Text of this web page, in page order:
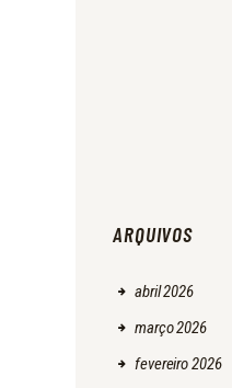
ARQUIVOS
abril2026
março2026
fevereiro2026